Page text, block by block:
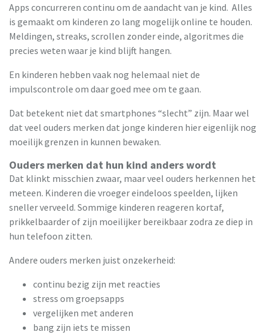
Apps concurreren continu om de aandacht van je kind. Alles
is gemaakt om kinderen zo lang mogelijk online te houden.
Meldingen, streaks, scrollen zonder einde, algoritmes die
precies weten waar je kind blijft hangen.
En kinderen hebben vaak nog helemaal niet de
impulscontrole om daar goed mee om te gaan.
Dat betekent niet dat smartphones “slecht” zijn. Maar wel
dat veel ouders merken dat jonge kinderen hier eigenlijk nog
moeilijk grenzen in kunnen bewaken.
Ouders merken dat hun kind anders wordt
Dat klinkt misschien zwaar, maar veel ouders herkennen het
meteen. Kinderen die vroeger eindeloos speelden, lijken
sneller verveeld. Sommige kinderen reageren kortaf,
prikkelbaarder of zijn moeilijker bereikbaar zodra ze diep in
hun telefoon zitten.
Andere ouders merken juist onzekerheid:
continu bezig zijn met reacties
stress om groepsapps
vergelijken met anderen
bang zijn iets te missen